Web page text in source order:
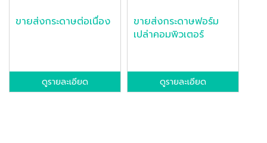
ขายส่งกระดาษต่อเนื่อง
ดูรายละเอียด
ขายส่งกระดาษฟอร์ม
เปล่าคอมพิวเตอร์
ดูรายละเอียด